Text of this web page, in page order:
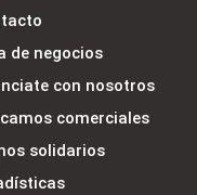
de negocios
con nosotros
comerciales
solidarios